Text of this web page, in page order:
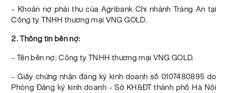
- Khoản nợ phải thu của Agribank Chi nhánh Tràng An tại
Công ty TNHH thương mại VNG GOLD.
2. Thông tin bên nợ:
- Tên bên nợ: Công ty TNHH thương mại VNG GOLD.
- Giấy chứng nhận đăng ký kinh doanh số 0107480895 do
Phòng Đăng ký kinh doanh - Sở KH&ĐT thành phố Hà Nội